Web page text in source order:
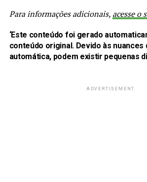
Para informações adicionais, acesse o
‘Este conteúdo foi gerado
conteúdo original. Devido às nuances
automática, podem existir pequenas
ADVERTISEMENT